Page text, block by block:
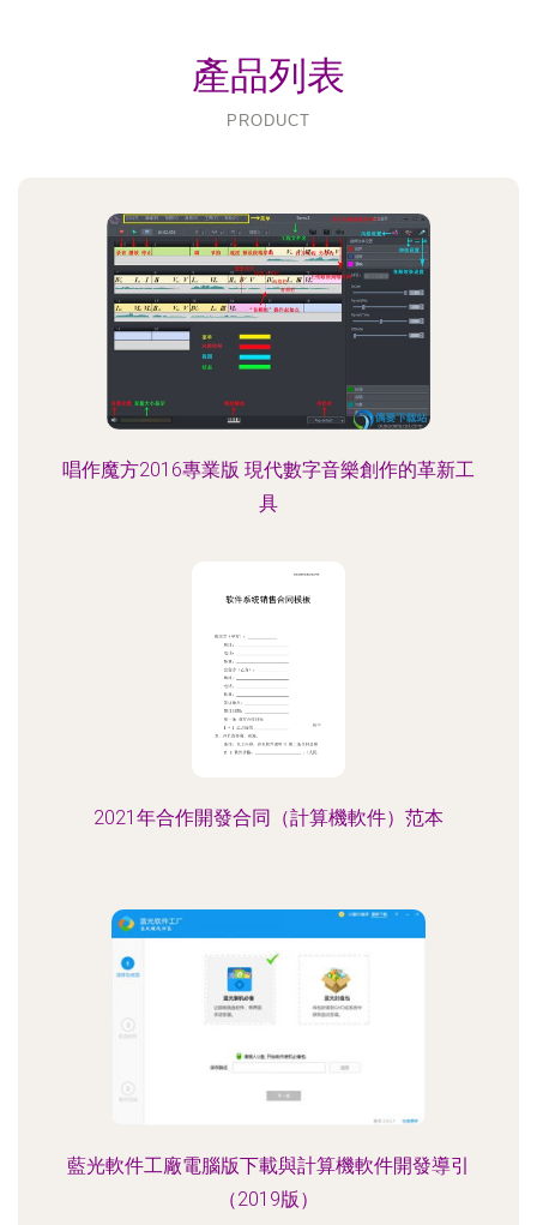
產品列表
PRODUCT
唱作魔方2016專業版 現代數字音樂創作的革新工
具
2021年合作開發合同（計算機軟件）范本
藍光軟件工廠電腦版下載與計算機軟件開發導引
（2019版）